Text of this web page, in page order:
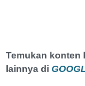
Temukan konten
lainnya di